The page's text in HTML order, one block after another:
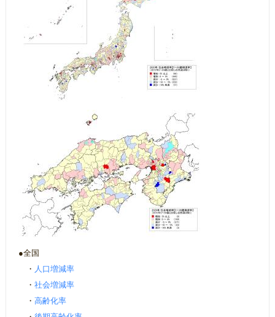
●全国
・ 人口増減率
・ 社会増減率
・ 高齢化率